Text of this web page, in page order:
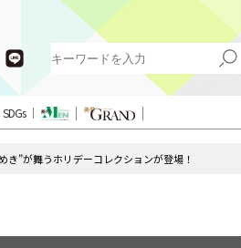
SDGs
”が舞うホリデーコレクションが登場！